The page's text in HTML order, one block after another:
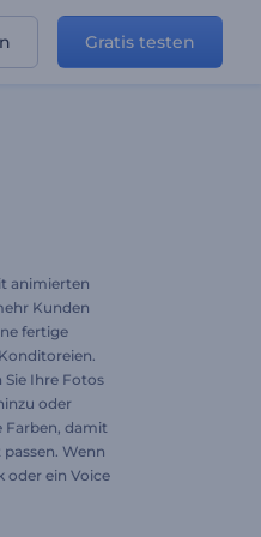
Gratis testen
animierten
Kunden
fertige
Sie Ihre Fotos
oder
Farben, damit
Wenn
oder ein Voice